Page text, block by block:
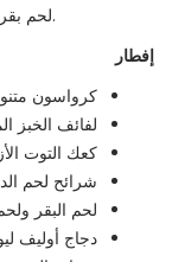
لحم بقري، أسياخ خضار، فواكه موسمية، حمص، وصلصات.
إفطار
كرواسون
لفائف الخبز
كعك التوت
شرائح لحم
لحم البقر
دجاج أوليف